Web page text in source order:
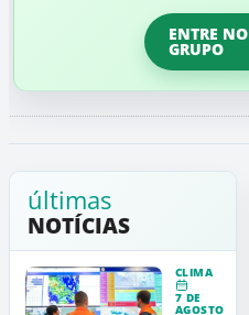
ENTRE NO
GRUPO
últimas
NOTÍCIAS
CLIMA
7 DE
AGOSTO